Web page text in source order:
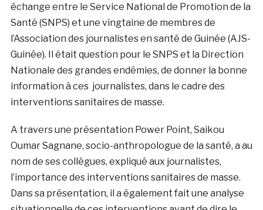
échange entre le Service National de Promotion de la
Santé (SNPS) et une vingtaine de membres de
l’Association des journalistes en santé de Guinée (AJS-
Guinée). Il était question pour le SNPS et la Direction
Nationale des grandes endémies, de donner la bonne
information à ces journalistes, dans le cadre des
interventions sanitaires de masse.
A travers une présentation Power Point, Saikou
Oumar Sagnane, socio-anthropologue de la santé, a au
nom de ses collègues, expliqué aux journalistes,
l’importance des interventions sanitaires de masse.
Dans sa présentation, il a également fait une analyse